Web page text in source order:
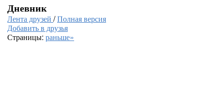
Дневник
Лента друзей /Полная версия
Добавить в друзья
Страницы: раньше»